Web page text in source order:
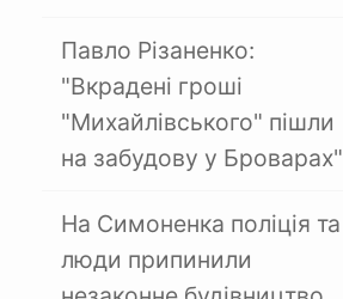
Павло Різаненко:
"Вкрадені гроші
"Михайлівського" пішли
на забудову у Броварах"
На Симоненка поліція та
люди припинили